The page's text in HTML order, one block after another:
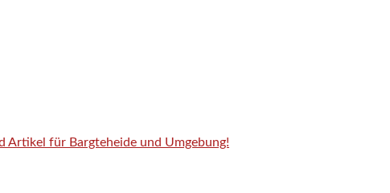
Artikel für Bargteheide und Umgebung!